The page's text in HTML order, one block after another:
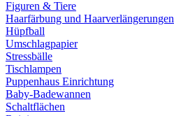
Figuren & Tiere
Haarfärbung und Haarverlängerungen
Hüpfball
Umschlagpapier
Stressbälle
Tischlampen
Puppenhaus Einrichtung
Baby-Badewannen
Schaltflächen